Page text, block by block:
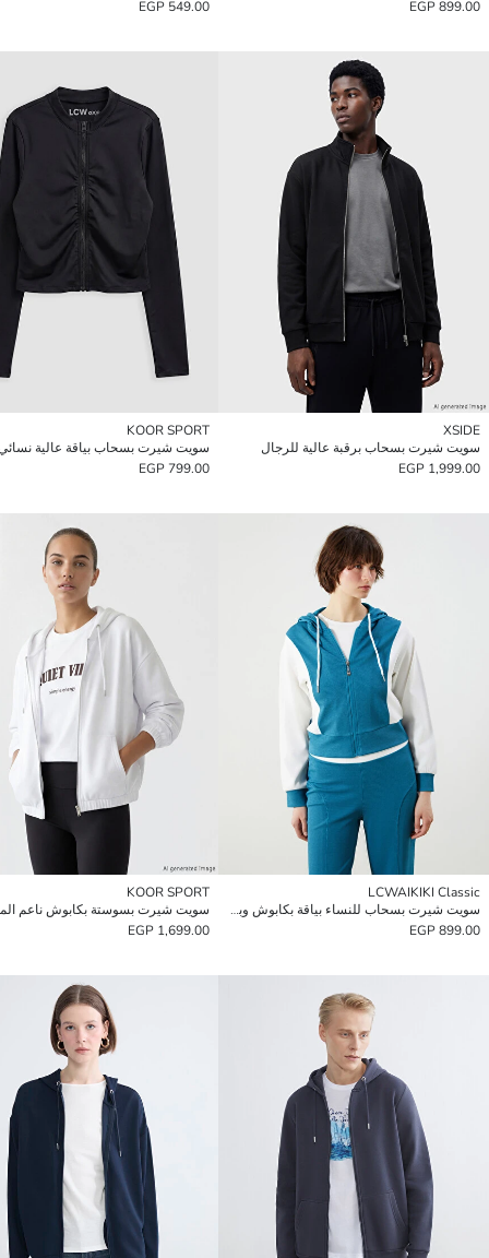
899.00 EGP
549.00 EGP
XSIDE
سويت شيرت بسحاب برقبة عالية للرجال
1,999.00 EGP
KOOR SPORT
سويت شيرت بسحاب بياقة عالية
799.00 EGP
LCWAIKIKI Classic
سويت شيرت بسحاب للنساء بياقة بكابوش وبلوك الألوان
899.00 EGP
KOOR SPORT
1,699.00 EGP